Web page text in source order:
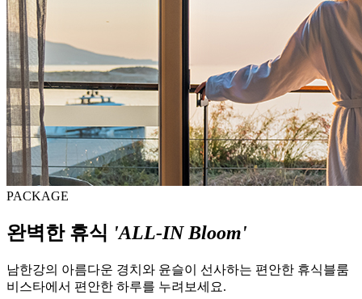
PACKAGE
완벽한 휴식 'ALL-IN Bloom'
남한강의 아름다운 경치와 윤슬이 선사하는 편안한 휴식블룸
비스타에서 편안한 하루를 누려보세요.